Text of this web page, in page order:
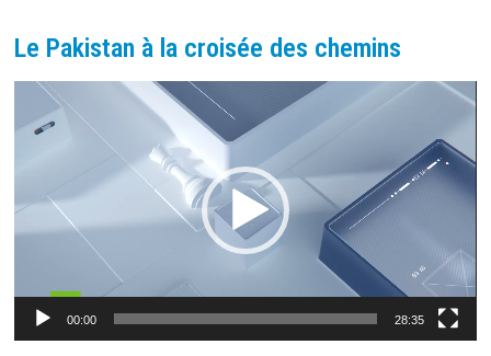
ÉCONOMIQUE
Le Pakistan à la croisée des chemins
Lecteur
vidéo
00:00 28:35